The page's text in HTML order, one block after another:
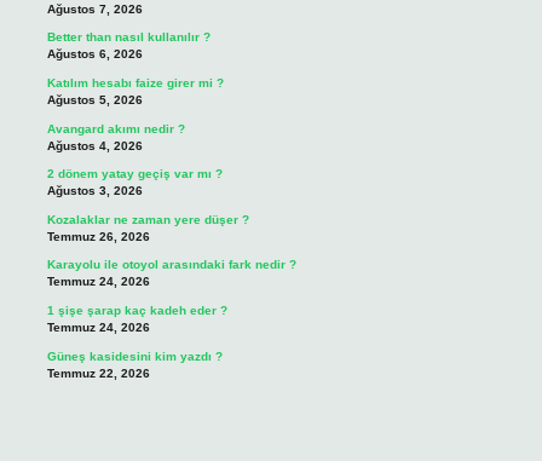
Ağustos 7, 2026
Better than nasıl kullanılır ?
Ağustos 6, 2026
Katılım hesabı faize girer mi ?
Ağustos 5, 2026
Avangard akımı nedir ?
Ağustos 4, 2026
2 dönem yatay geçiş var mı ?
Ağustos 3, 2026
Kozalaklar ne zaman yere düşer ?
Temmuz 26, 2026
Karayolu ile otoyol arasındaki fark nedir ?
Temmuz 24, 2026
1 şişe şarap kaç kadeh eder ?
Temmuz 24, 2026
Güneş kasidesini kim yazdı ?
Temmuz 22, 2026